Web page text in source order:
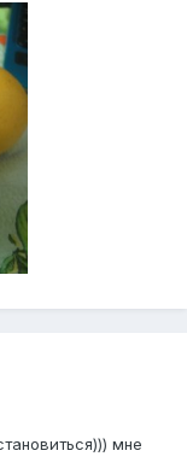
мне